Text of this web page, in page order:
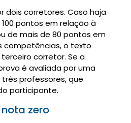
dois corretores. Caso haja
pontos em relação à
de mais de 80 pontos em
competências, o texto
corretor. Se a
é avaliada por uma
professores, que
participante.
zero